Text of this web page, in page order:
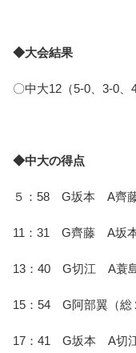
◆大会結果
〇中大12（5-0、3-0、
◆中大の得点
５：58　G坂本　A齊
11：31　G齊藤　A坂
13：40　G切江　A蓑
15：54　G阿部翼（
17：41　G坂本　A切